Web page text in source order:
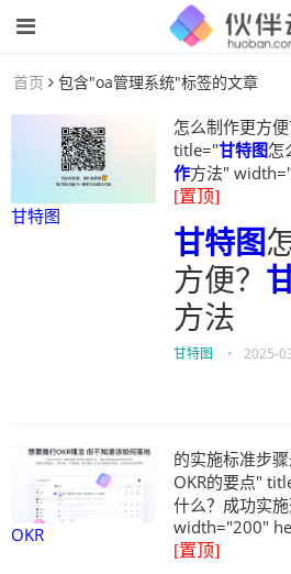
首页 包含"oa管理系统"标签的文章
甘特图
怎么制作更方便
title="甘特图怎
作方法"
[置顶]
甘特图
方便？
方法
甘特图 • 2025-
OKR
的实施标准步
OKR的要点"
什么？成功实
width="200"
[置顶]